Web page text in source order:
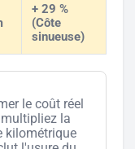
+ 29 %
(Côte
sinueuse)
le coût réel
la
kilométrique